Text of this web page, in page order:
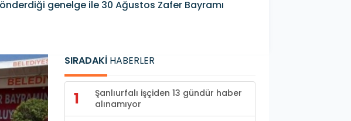
genelge ile 30 Ağustos Zafer Bayramı
SIRADAKİ HABERLER
1
Şanlıurfalı işçiden 13 gündür haber
alınamıyor